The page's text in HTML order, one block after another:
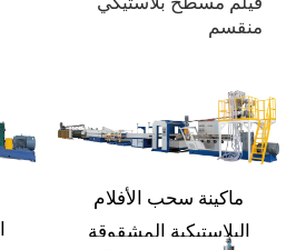
منقسم
ماكينة سحب الأفلام
البلاستيكية المشقوقة